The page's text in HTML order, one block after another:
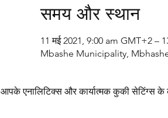
समय और स्थान
11 मई 2021, 9:00 am GMT+2 –
Mbashe Municipality,
आपके एनालिटिक्स और कार्यात्मक कुकी सेटिंग्स